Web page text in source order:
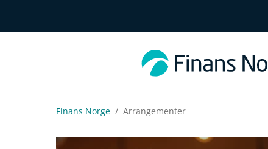
Finans Norge Arrangementer